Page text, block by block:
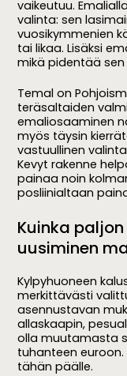
vaikeutuu.
valinta: sen
vuosikymmenien
tai likaa. Lisäksi
mikä pidentää
Temal on
teräsaltaiden
emaliosaaminen
myös täysin
vastuullinen
Kevyt rakenne
painaa noin
posliinialtaan
Kuinka
uusiminen
Kylpyhuoneen
merkittävästi
asennustavan
allaskaapin,
olla muutamasta
tuhanteen
tähän päälle.